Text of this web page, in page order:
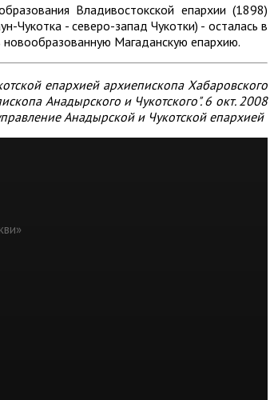
Владивостокской епархии (1898)
Чукотка - северо-запад Чукотки) - осталась в
новообразованную Магаданскую епархию.
епархией архиепископа Хабаровского
Анадырского и Чукотского". 6 окт. 2008
Анадырской и Чукотской епархией